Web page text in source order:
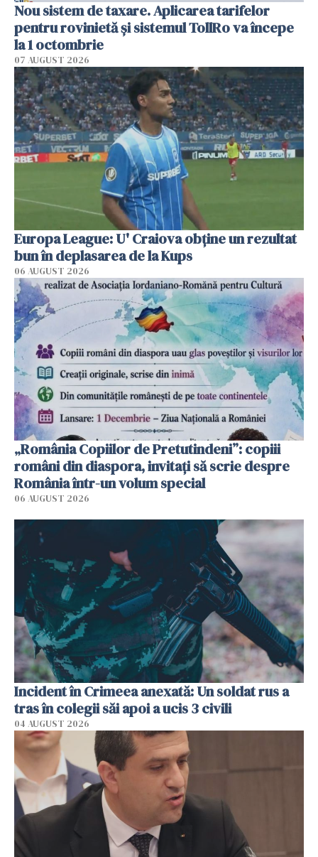
Nou sistem de taxare. Aplicarea tarifelor
pentru rovinietă şi sistemul TollRo va începe
la 1 octombrie
07 AUGUST 2026
Europa League: U' Craiova obține un rezultat
bun în deplasarea de la Kups
06 AUGUST 2026
„România Copiilor de Pretutindeni”: copiii
români din diaspora, invitați să scrie despre
România într-un volum special
06 AUGUST 2026
Incident în Crimeea anexată: Un soldat rus a
tras în colegii săi apoi a ucis 3 civili
04 AUGUST 2026